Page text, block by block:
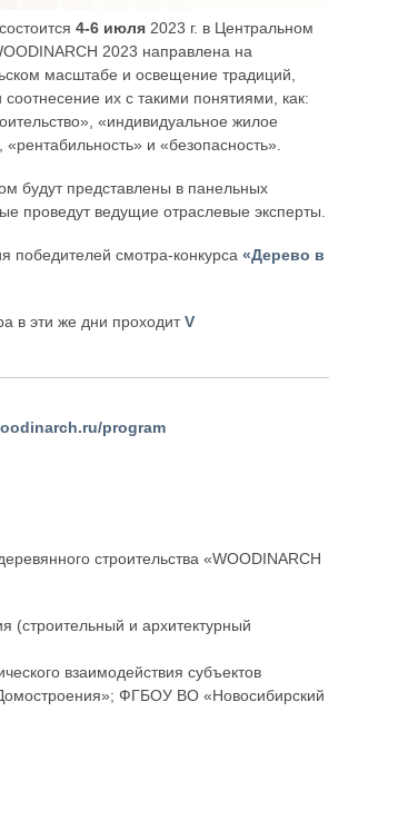
состоится4-6 июля 2023 г. в Центральном
2023 направлена на
масштабе и освещение традиций,
их с такими понятиями, как:
«индивидуальное жилое
и «безопасность».
будут представлены в панельных
проведут ведущие отраслевые эксперты.
победителей смотра-конкурса«Дерево в
в эти же дни проходитV
program
строительства «WOODINARCH
(строительный и архитектурный
взаимодействия субъектов
ФГБОУ ВО «Новосибирский